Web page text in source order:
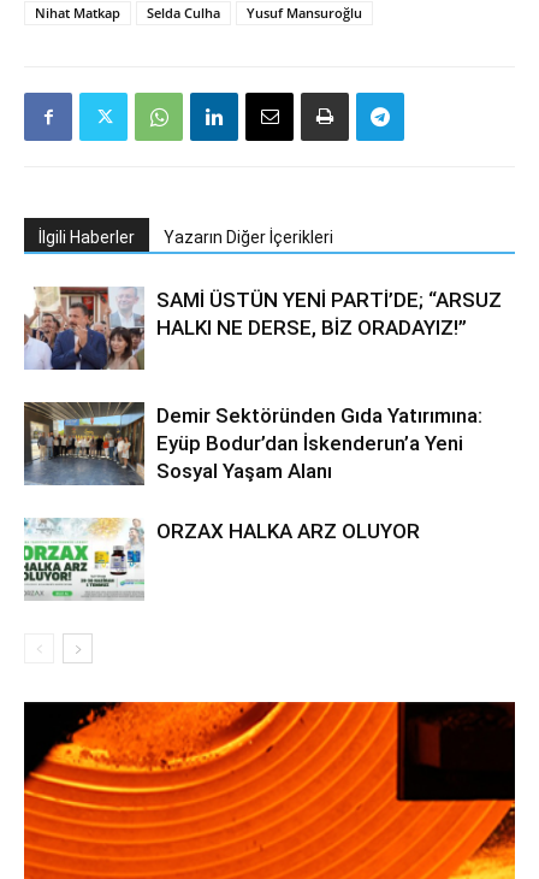
Nihat Matkap
Selda Culha Yusuf Mansuroğlu
İlgili Haberler Yazarın Diğer İçerikleri
SAMİ ÜSTÜN YENİ PARTİ’DE; “ARSUZ
HALKI NE DERSE, BİZ ORADAYIZ!”
Demir Sektöründen Gıda Yatırımına:
Eyüp Bodur’dan İskenderun’a Yeni
Sosyal Yaşam Alanı
ORZAX HALKA ARZ OLUYOR